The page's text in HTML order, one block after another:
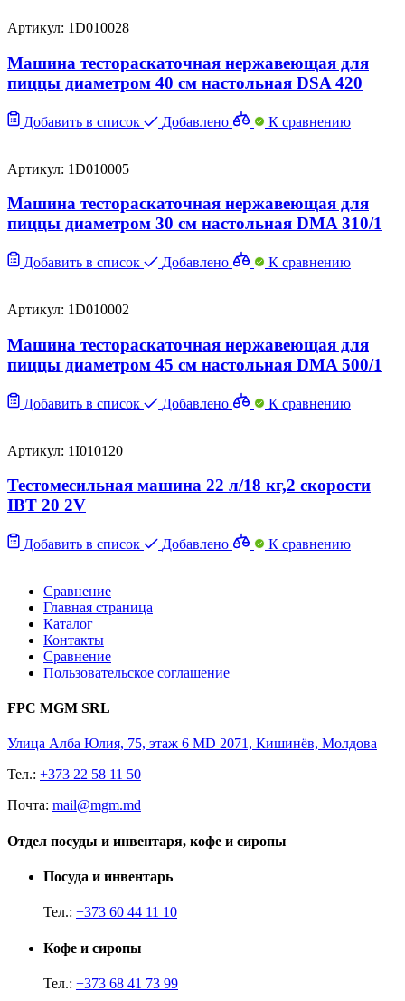
Артикул: 1D010028
Машина тестораскаточная нержавеющая для
пиццы диаметром 40 см настольная DSA 420
Добавить в список Добавлено К сравнению
Артикул: 1D010005
Машина тестораскаточная нержавеющая для
пиццы диаметром 30 см настольная DMA 310/1
Добавить в список Добавлено К сравнению
Артикул: 1D010002
Машина тестораскаточная нержавеющая для
пиццы диаметром 45 см настольная DMA 500/1
Добавить в список Добавлено К сравнению
Артикул: 1I010120
Тестомесильная машина 22 л/18 кг,2 скорости
IBT 20 2V
Добавить в список Добавлено К сравнению
Сравнение
Главная страница
Каталог
Контакты
Сравнение
Пользовательское соглашение
FPC MGM SRL
Улица Алба Юлия, 75, этаж 6 MD 2071, Кишинёв, Молдова
Тел.: +373 22 58 11 50
Почта: mail@mgm.md
Отдел посуды и инвентаря, кофе и сиропы
Посуда и инвентарь
Тел.: +373 60 44 11 10
Кофе и сиропы
Тел.: +373 68 41 73 99